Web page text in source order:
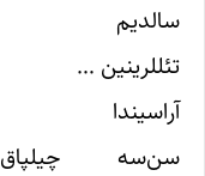
سالدیم
تئللرینین …
آراسیندا
سن‌سه چیلپاق